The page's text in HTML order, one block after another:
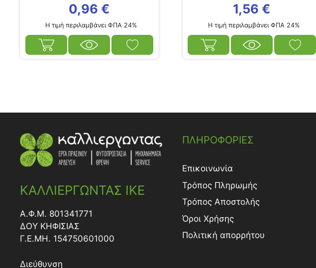
0,96 €
Η τιμή περιλαμβάνει ΦΠΑ 24%
1,56 €
Η τιμή περιλαμβάνει ΦΠΑ 24%
ΚΑΛΛΙΕΡΓΩΝΤΑΣ ΙΚΕ
Α.Φ.Μ. 801341771
ΔΟY ΚΗΦΙΣΙΑΣ
Γ.Ε.ΜΗ. 154750601000
Διεύθυνση
ΠΛΗΡΟΦΟΡΙΕΣ
Επικοινωνία
Τρόπος Πληρωμής
Τρόπος Aποστολής
Όροι Χρήσης
Πολιτική απορρήτου